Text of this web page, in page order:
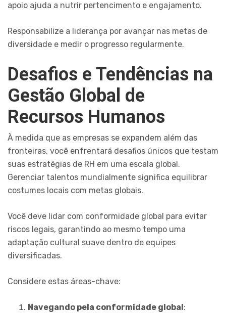
apoio ajuda a nutrir pertencimento e engajamento.
Responsabilize a liderança por avançar nas metas de
diversidade e medir o progresso regularmente.
Desafios e Tendências na
Gestão Global de
Recursos Humanos
À medida que as empresas se expandem além das
fronteiras, você enfrentará desafios únicos que testam
suas estratégias de RH em uma escala global.
Gerenciar talentos mundialmente significa equilibrar
costumes locais com metas globais.
Você deve lidar com conformidade global para evitar
riscos legais, garantindo ao mesmo tempo uma
adaptação cultural suave dentro de equipes
diversificadas.
Considere estas áreas-chave:
Navegando pela conformidade global :